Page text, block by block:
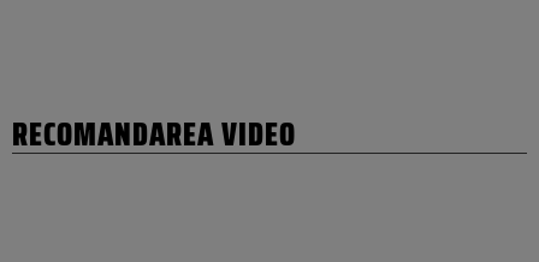
RECOMANDAREA VIDEO